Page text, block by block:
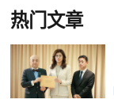
热门文章